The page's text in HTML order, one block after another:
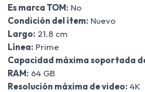
Es marca TOM: No
Condición del ítem: Nuevo
Largo: 21.8 cm
Línea: Prime
Capacidad máxima soportada
RAM: 64 GB
Resolución máxima de video: 4K